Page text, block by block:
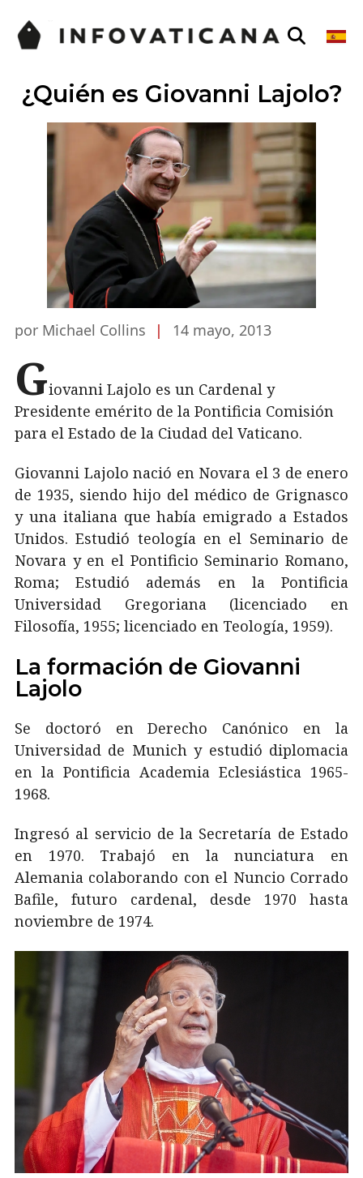
¿Quién es Giovanni Lajolo?
por Michael Collins | 14 mayo, 2013
Giovanni Lajolo es un Cardenal y
Presidente emérito de la Pontificia Comisión
para el Estado de la Ciudad del Vaticano.
Giovanni Lajolo nació en Novara el 3 de enero
de 1935, siendo hijo del médico de Grignasco
y una italiana que había emigrado a Estados
Unidos. Estudió teología en el Seminario de
Novara y en el Pontificio Seminario Romano,
Roma; Estudió además en la Pontificia
Universidad Gregoriana (licenciado en
Filosofía, 1955; licenciado en Teología, 1959).
La formación de Giovanni
Lajolo
Se doctoró en Derecho Canónico en la
Universidad de Munich y estudió diplomacia
en la Pontificia Academia Eclesiástica 1965-
1968.
Ingresó al servicio de la Secretaría de Estado
en 1970. Trabajó en la nunciatura en
Alemania colaborando con el Nuncio Corrado
Bafile, futuro cardenal, desde 1970 hasta
noviembre de 1974.